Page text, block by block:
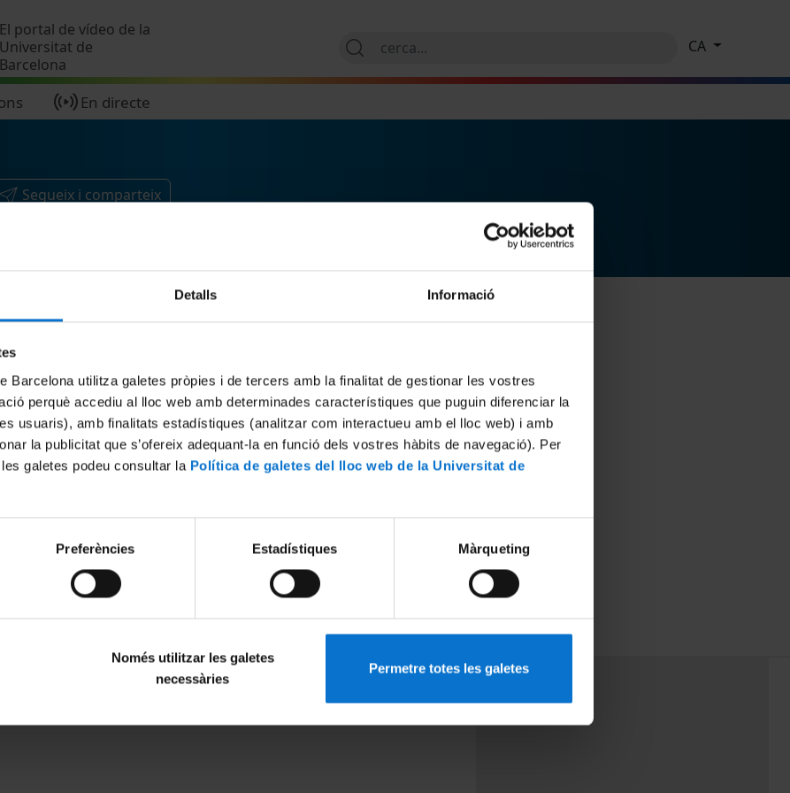
Detalls Informació
Barcelona utilitza galetes pròpies i de tercers amb la finalitat de gestionar les vostres
perquè accediu al lloc web amb determinades característiques que puguin diferenciar la
usuaris), amb finalitats estadístiques (analitzar com interactueu amb el lloc web) i amb
la publicitat que s’ofereix adequant-la en funció dels vostres hàbits de navegació). Per
galetes podeu consultar la Política de galetes del lloc web de la Universitat de
Preferències Estadístiques Màrqueting
Només utilitzar les galetes
necessàries
Permetre totes les galetes
El portal de vídeo de la
Universitat de
Barcelona
En directe
CA
Segueix i comparteix
MENÚ PEU 1 PEU 3